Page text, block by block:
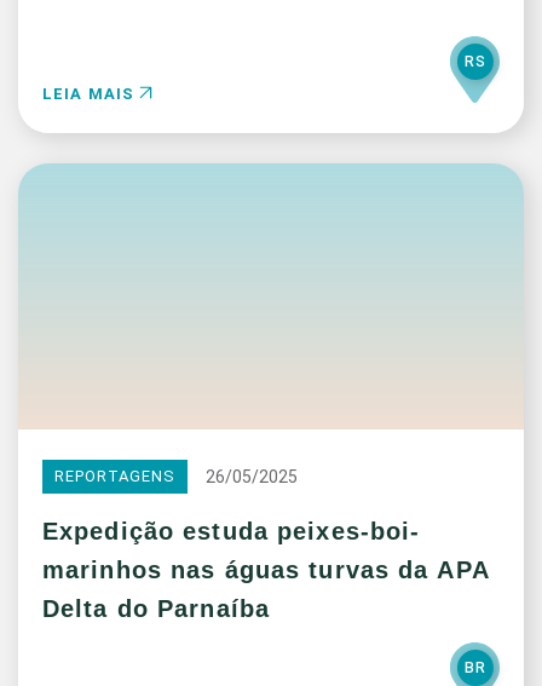
LEIA MAIS
RS
REPORTAGENS 26/05/2025
Expedição estuda peixes-boi-
marinhos nas águas turvas da APA
Delta do Parnaíba
BR